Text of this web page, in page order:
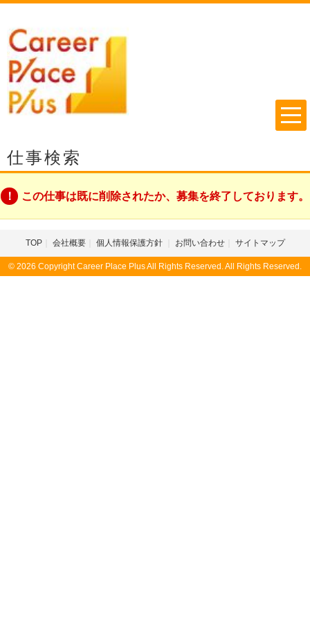
仕事検索
この仕事は既に削除されたか、募集を終了しております。
TOP 会社概要 個人情報保護方針 お問い合わせ サイトマップ
© 2026 Copyright Career Place Plus All Rights Reserved. All Rights Reserved.